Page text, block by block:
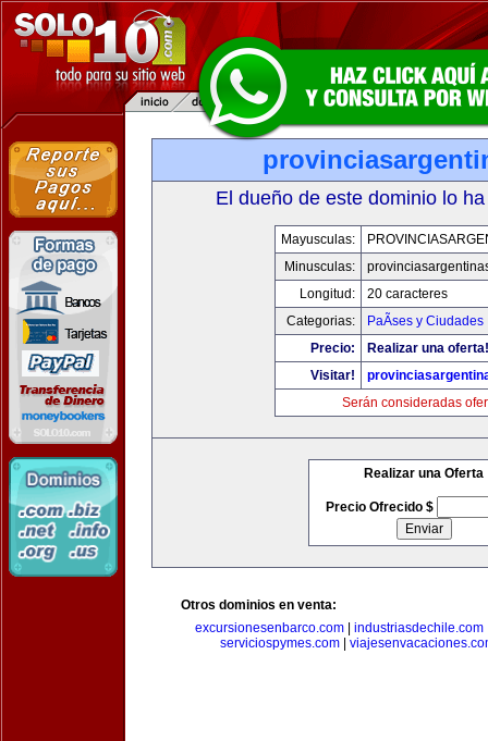
El dueño de este dominio lo
Mayusculas:
Minusculas:
Longitud:
20 caracteres
Categorias:
PaÃ­ses y Ciudades
Precio:
Realizar una oferta!
Visitar!
Serán consideradas
Realizar una Oferta
Precio Ofrecido $
Otros dominios en venta:
excursionesenbarco.com
industriasdechile.com
serviciospymes.com